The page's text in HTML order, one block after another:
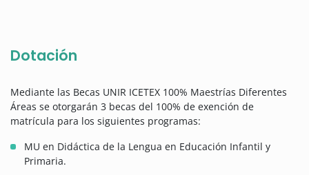
Dotación
Mediante las Becas UNIR ICETEX 100% Maestrías Diferentes
Áreas se otorgarán 3 becas del 100% de exención de
matrícula para los siguientes programas:
MU en Didáctica de la Lengua en Educación Infantil y
Primaria.